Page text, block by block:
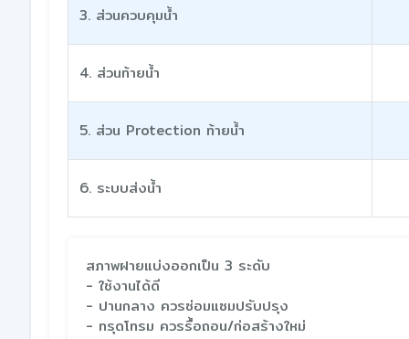
3. ส่วนควบคุมน้ำ
4. ส่วนท้ายน้ำ
5. ส่วน Protection ท้ายน้ำ
6. ระบบส่งน้ำ
สภาพฝายแบ่งออกเป็น 3 ระดับ
- ใช้งานได้ดี
- ปานกลาง ควรซ่อมแซมปรับปรุง
- ทรุดโทรม ควรรื้อถอน/ก่อสร้างใหม่